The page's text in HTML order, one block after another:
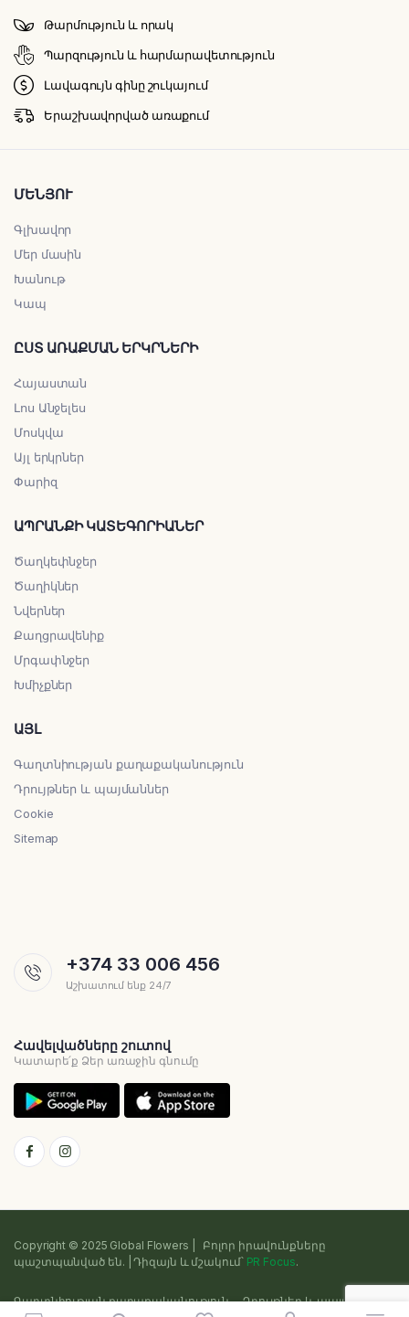
Թարմություն և որակ
Պարզություն և հարմարավետություն
Լավագույն գինը շուկայում
Երաշխավորված առաքում
ՄԵՆՅՈՒ
Գլխավոր
Մեր մասին
Խանութ
Կապ
ԸՍՏ ԱՌԱՔՄԱՆ ԵՐԿՐՆԵՐԻ
Հայաստան
Լոս Անջելես
Մոսկվա
Այլ երկրներ
Փարիզ
ԱՊՐԱՆՔԻ ԿԱՏԵԳՈՐԻԱՆԵՐ
Ծաղկեփնջեր
Ծաղիկներ
Նվերներ
Քաղցրավենիք
Մրգափնջեր
Խմիչքներ
ԱՅԼ
Գաղտնիության քաղաքականություն
Դրույթներ և պայմաններ
Cookie
Sitemap
+374 33 006 456
Աշխատում ենք 24/7
Հավելվածները շուտով
Կատարե՛ք Ձեր առաջին գնումը
Copyright © 2025 Global Flowers | Բոլոր իրավունքները
պաշտպանված են. | Դիզայն և մշակում՝ PR Focus.
Գաղտնիության քաղաքականություն
Դրույթներ և պայմաններ